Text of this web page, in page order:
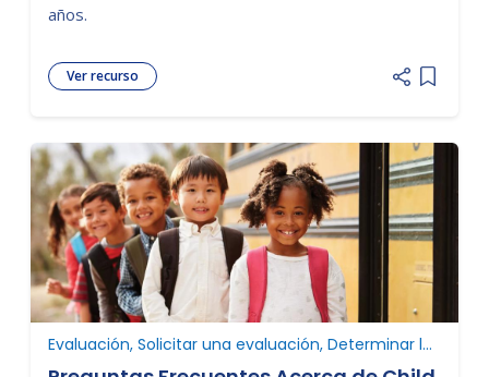
años.
Ver recurso
Add
Evaluación, Solicitar una evaluación, Determinar la elegibilidad